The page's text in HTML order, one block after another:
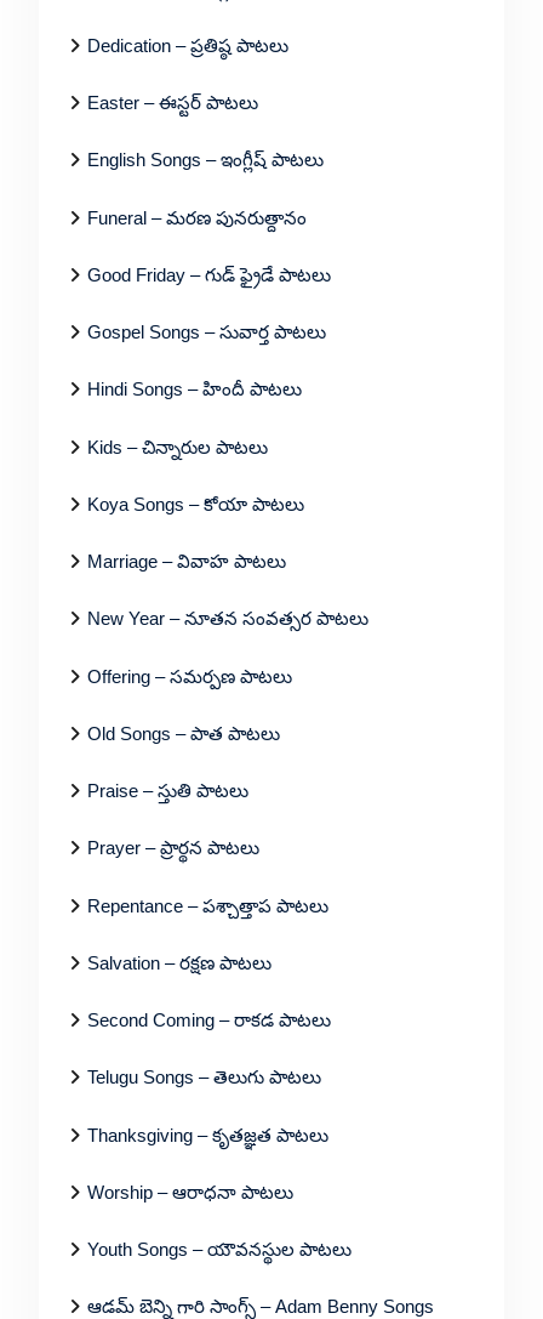
Dedication – ప్రతిష్ఠ పాటలు
Easter – ఈస్టర్ పాటలు
English Songs – ఇంగ్లీష్ పాటలు
Funeral – మరణ పునరుత్దానం
Good Friday – గుడ్ ఫ్రైడే పాటలు
Gospel Songs – సువార్త పాటలు
Hindi Songs – హిందీ పాటలు
Kids – చిన్నారుల పాటలు
Koya Songs – కోయా పాటలు
Marriage – వివాహ పాటలు
New Year – నూతన సంవత్సర పాటలు
Offering – సమర్పణ పాటలు
Old Songs – పాత పాటలు
Praise – స్తుతి పాటలు
Prayer – ప్రార్థన పాటలు
Repentance – పశ్చాత్తాప పాటలు
Salvation – రక్షణ పాటలు
Second Coming – రాకడ పాటలు
Telugu Songs – తెలుగు పాటలు
Thanksgiving – కృతజ్ఞత పాటలు
Worship – ఆరాధనా పాటలు
Youth Songs – యౌవనస్థుల పాటలు
ఆడమ్ బెన్ని గారి సాంగ్స్ – Adam Benny Songs